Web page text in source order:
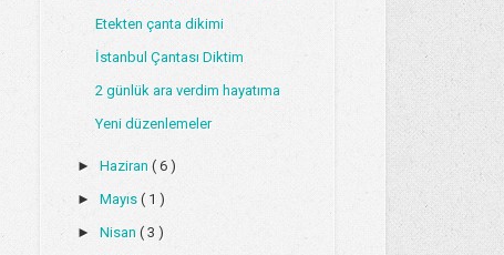
Etekten çanta dikimi
İstanbul Çantası Diktim
2 günlük ara verdim hayatıma
Yeni düzenlemeler
► Haziran ( 6 )
► Mayıs ( 1 )
► Nisan ( 3 )